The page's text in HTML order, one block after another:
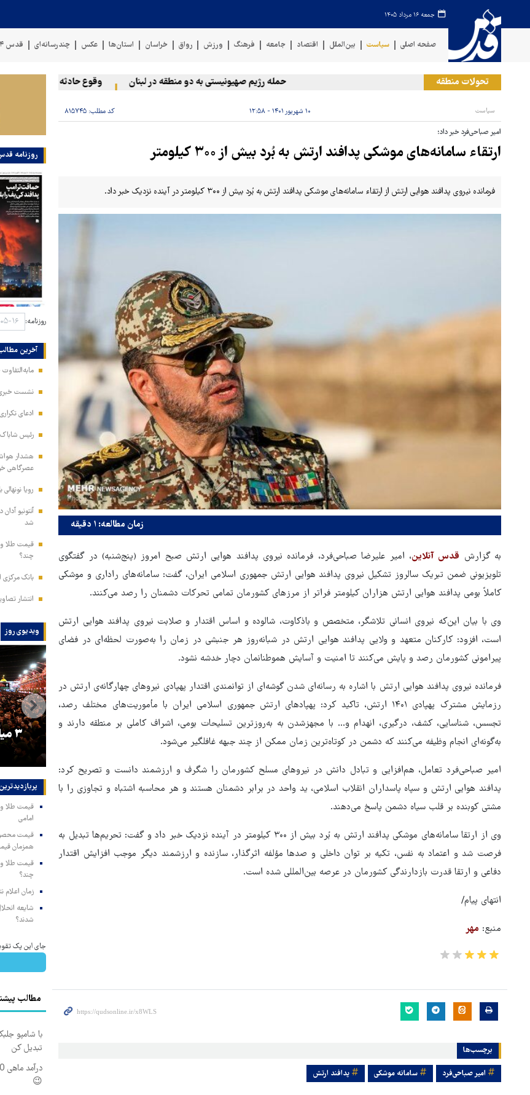
جمعه ۱۶ مرداد ۱۴۰۵
صفحه اصلی سیاست بین‌الملل اقتصاد جامعه فرهنگ ورزش رواق خراسان استان‌ها عکس چندرسانه‌ای قدس ۲۴
تحولات منطقه حمله رژیم صهیونیستی به دو منطقه در لبنان وقوع حادثه دریایی در سواحل
سیاست ۱۰ شهریور ۱۴۰۱ - ۱۲:۵۸ کد مطلب: ۸۱۵۷۴۵
امیر صباحی‌فرد خبر داد؛
ارتقاء سامانه‌های موشکی پدافند ارتش به بُرد بیش از ۳۰۰ کیلومتر
فرمانده نیروی پدافند هوایی ارتش از ارتقاء سامانه‌های موشکی پدافند ارتش به بُرد بیش از ۳۰۰ کیلومتر در آینده‌ نزدیک خبر داد.
زمان مطالعه: ۱ دقیقه
به گزارش قدس آنلاین، امیر علیرضا صباحی‌فرد، فرمانده نیروی پدافند هوایی ارتش صبح امروز (پنج‌شنبه) در گفتگوی
تلویزیونی ضمن تبریک سالروز تشکیل نیروی پدافند هوایی ارتش جمهوری اسلامی ایران، گفت: سامانه‌های راداری و موشکی
کاملاً بومی پدافند هوایی ارتش هزاران کیلومتر فراتر از مرزهای کشورمان تمامی تحرکات دشمنان را رصد می‌کنند.
وی با بیان این‌که نیروی انسانی تلاشگر، متخصص و باذکاوت، شالوده و اساس اقتدار و صلابت نیروی پدافند هوایی ارتش
است، افزود: کارکنان متعهد و ولایی پدافند هوایی ارتش در شبانه‌روز هر جنبشی در زمان را به‌صورت لحظه‌ای در فضای
پیرامونی کشورمان رصد و پایش می‌کنند تا امنیت و آسایش هموطنانمان دچار خدشه نشود.
فرمانده نیروی پدافند هوایی ارتش با اشاره به رسانه‌ای شدن گوشه‌ای از توانمندی اقتدار پهپادی نیروهای چهارگانه‌ی ارتش در
رزمایش مشترک پهپادی ۱۴۰۱ ارتش، تاکید کرد: پهپادهای ارتش جمهوری اسلامی ایران با مأموریت‌های مختلف رصد،
تجسس، شناسایی، کشف، درگیری، انهدام و… با مجهزشدن به به‌روزترین تسلیحات بومی، اشراف کاملی بر منطقه دارند و
به‌گونه‌ای انجام وظیفه می‌کنند که دشمن در کوتاه‌ترین زمان ممکن از چند جبهه غافلگیر می‌شود.
امیر صباحی‌فرد تعامل، هم‌افزایی و تبادل دانش در نیروهای مسلح کشورمان را شگرف و ارزشمند دانست و تصریح کرد:
پدافند هوایی ارتش و سپاه پاسداران انقلاب اسلامی، ید واحد در برابر دشمنان هستند و هر محاسبه اشتباه و تجاوزی را با
مشتی کوبنده بر قلب سیاه دشمن پاسخ می‌دهند.
وی از ارتقا سامانه‌های موشکی پدافند ارتش به بُرد بیش از ۳۰۰ کیلومتر در آینده نزدیک خبر داد و گفت: تحریم‌ها تبدیل به
فرصت شد و اعتماد به نفس، تکیه بر توان داخلی و صدها مؤلفه اثرگذار، سازنده و ارزشمند دیگر موجب افزایش اقتدار
دفاعی و ارتقا قدرت بازدارندگی کشورمان در عرصه بین‌المللی شده است.
انتهای پیام/
منبع: مهر
برچسب‌ها
امیر صباحی‌فرد سامانه موشکی پدافند ارتش
روزنامه
روزنامه:
آخرین
نشست خبری
ادعای
رئیس
هشدار
عصرگاهی
رویا
آنتونیو
شد
چند؟
بانک مرکزی
انتشار
ویدیوی روز
هماهنگی محور مقاومت، آمریکا را
در منطقه درمانده کرد
ترامپ نماد فساد، اقتدارگرایی و
جنگ‌طلبی است!
۳
امامی
همزمان
چند؟
زمان
شایعه
شدند؟
جای این پک
مطالب
با شامپو
تبدیل کن
😉